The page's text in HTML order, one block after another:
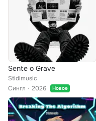
Sente o Grave
Stidlmusic
Сингл
2026 Новое